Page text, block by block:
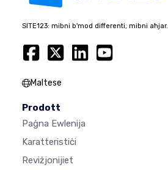
SITE123: mibni b'mod differenti, mibni aħjar.
Maltese
Prodott
Paġna Ewlenija
Karatteristiċi
Reviżjonijiet